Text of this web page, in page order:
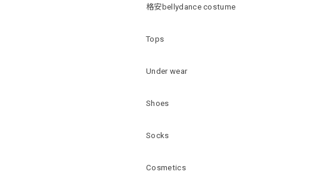
格安bellydance costume
Tops
Under wear
Shoes
Socks
Cosmetics